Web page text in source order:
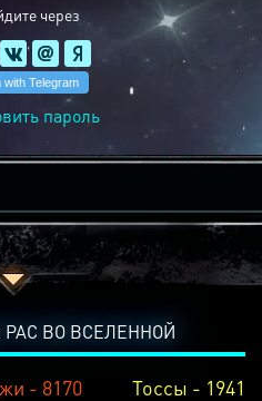
через
пароль
ВО ВСЕЛЕННОЙ
- 8170 Тоссы - 1941